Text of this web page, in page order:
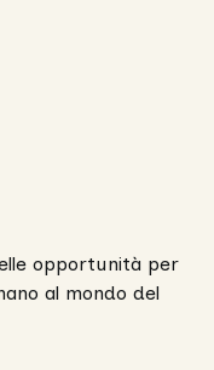
opportunità per
al mondo del